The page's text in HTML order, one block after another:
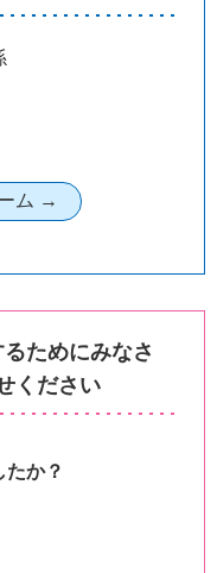
ためにみなさ
ください
たか？